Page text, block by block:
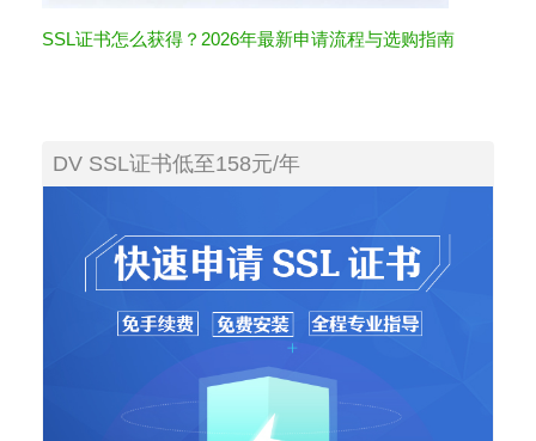
SSL证书怎么获得？2026年最新申请流程与选购指南
DV SSL证书低至158元/年